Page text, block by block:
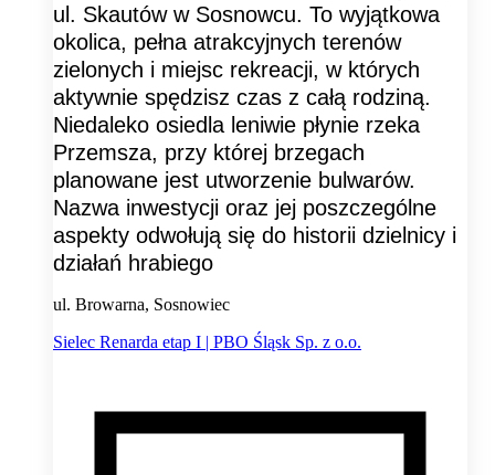
ul. Skautów w Sosnowcu. To wyjątkowa
okolica, pełna atrakcyjnych terenów
zielonych i miejsc rekreacji, w których
aktywnie spędzisz czas z całą rodziną.
Niedaleko osiedla leniwie płynie rzeka
Przemsza, przy której brzegach
planowane jest utworzenie bulwarów.
Nazwa inwestycji oraz jej poszczególne
aspekty odwołują się do historii dzielnicy i
działań hrabiego
ul. Browarna, Sosnowiec
Sielec Renarda etap I | PBO Śląsk Sp. z o.o.